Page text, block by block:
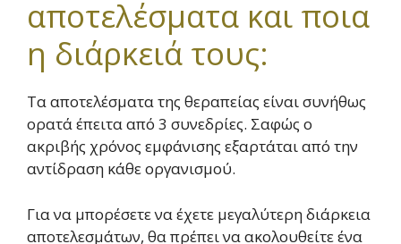
αποτελέσματα και ποια
η διάρκειά τους:
Τα αποτελέσματα της θεραπείας είναι συνήθως
ορατά έπειτα από 3 συνεδρίες. Σαφώς ο
ακριβής χρόνος εμφάνισης εξαρτάται από την
αντίδραση κάθε οργανισμού.
Για να μπορέσετε να έχετε μεγαλύτερη διάρκεια
αποτελεσμάτων, θα πρέπει να ακολουθείτε ένα